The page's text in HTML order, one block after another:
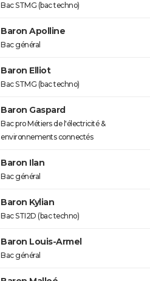
Bac STMG (bac techno)
Baron Apolline
Bac général
Baron Elliot
Bac STMG (bac techno)
Baron Gaspard
Bac pro Métiers de l'électricité &
environnements connectés
Baron Ilan
Bac général
Baron Kylian
Bac STI2D (bac techno)
Baron Louis-Armel
Bac général